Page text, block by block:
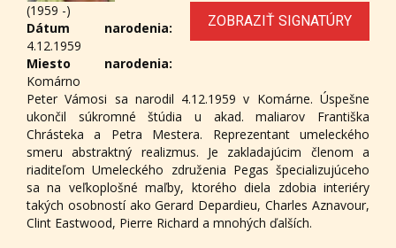
ZOBRAZIŤ SIGNATÚRY
(1959 -)
Dátum narodenia:
4.12.1959
Miesto narodenia:
Komárno
Peter Vámosi sa narodil 4.12.1959 v Komárne. Úspešne
ukončil súkromné štúdia u akad. maliarov Františka
Chrásteka a Petra Mestera. Reprezentant umeleckého
smeru abstraktný realizmus. Je zakladajúcim členom a
riaditeľom Umeleckého združenia Pegas špecializujúceho
sa na veľkoplošné maľby, ktorého diela zdobia interiéry
takých osobností ako Gerard Depardieu, Charles Aznavour,
Clint Eastwood, Pierre Richard a mnohých ďalších.